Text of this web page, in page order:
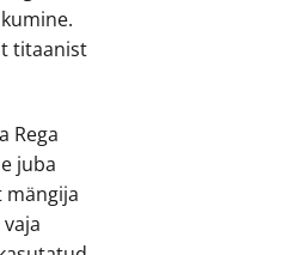
titaanist
Rega
juba
mängija